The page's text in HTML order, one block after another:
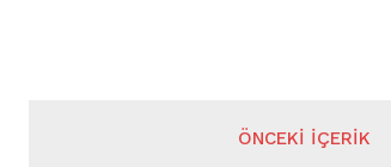
ÖNCEKI İÇERIK